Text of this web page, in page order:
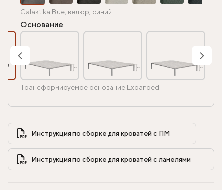
Galaktika Blue, велюр, синий
Основание
Трансформируемое основание Expanded
Инструкция по сборке для кроватей с ПМ